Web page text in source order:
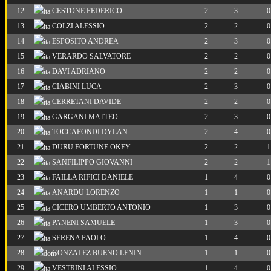
12
CESTONE FEDERICO 2 3
0
13
COLZI ALESSIO 2 2
0
14
ESPOSITO ANDREA 2 3
0
15
VERARDO SALVATORE 2 2
0
16
DAVI ADRIANO 2 2
0
17
CIABINI LUCA 2 3
0
18
CERRETANI DAVIDE 2 2
0
19
GARGANI MATTEO 2 3
0
20
TOCCAFONDI DYLAN 2 4
0
21
DURU FORTUNE OKEY 2 2
1
22
SANFILIPPO GIOVANNI 2 2
1
23
FAILLA RIFICI DANIELE 1 4
0
24
ANARDU LORENZO 1 1
0
25
CICERO UMBERTO ANTONIO 1 3
0
26
PANENI SAMUELE 1 3
0
27
SERENA PAOLO 1 4
0
28
GONZALEZ BUENO LENIN 1 1
0
29
VESTRINI ALESSIO 1 4 0